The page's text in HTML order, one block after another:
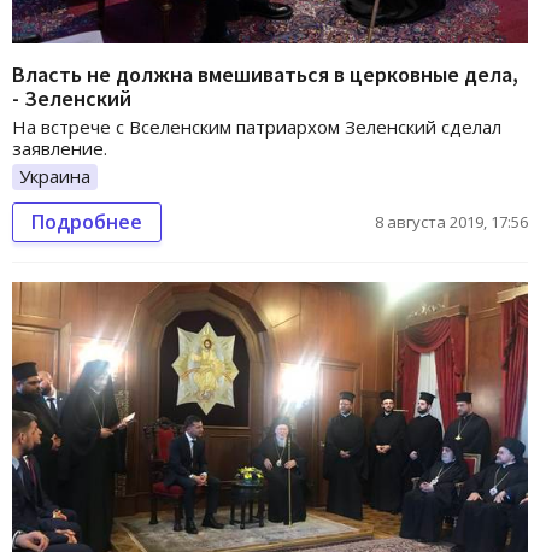
Власть не должна вмешиваться в церковные дела,
- Зеленский
На встрече с Вселенским патриархом Зеленский сделал
заявление.
Украина
Подробнее 8 августа 2019, 17:56